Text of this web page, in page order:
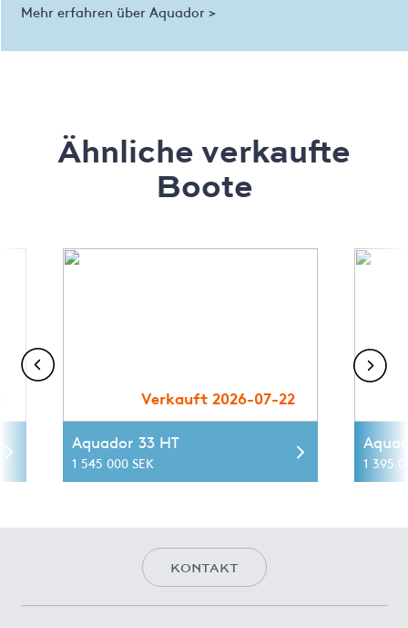
Mehr erfahren über Aquador >
Ähnliche verkaufte
Boote
Verkauft 2026-07-22
Aquador 33 HT
1 545 000 SEK 1 395
KONTAKT